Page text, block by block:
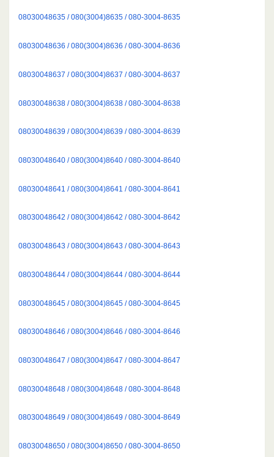
08030048635 / 080(3004)8635 / 080-3004-8635
08030048636 / 080(3004)8636 / 080-3004-8636
08030048637 / 080(3004)8637 / 080-3004-8637
08030048638 / 080(3004)8638 / 080-3004-8638
08030048639 / 080(3004)8639 / 080-3004-8639
08030048640 / 080(3004)8640 / 080-3004-8640
08030048641 / 080(3004)8641 / 080-3004-8641
08030048642 / 080(3004)8642 / 080-3004-8642
08030048643 / 080(3004)8643 / 080-3004-8643
08030048644 / 080(3004)8644 / 080-3004-8644
08030048645 / 080(3004)8645 / 080-3004-8645
08030048646 / 080(3004)8646 / 080-3004-8646
08030048647 / 080(3004)8647 / 080-3004-8647
08030048648 / 080(3004)8648 / 080-3004-8648
08030048649 / 080(3004)8649 / 080-3004-8649
08030048650 / 080(3004)8650 / 080-3004-8650